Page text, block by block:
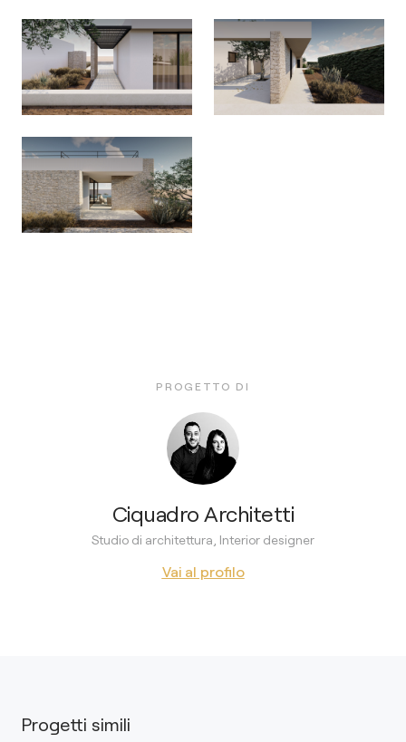
PROGETTO DI
Ciquadro Architetti
Studio di architettura, Interior designer
Vai al profilo
Progetti simili